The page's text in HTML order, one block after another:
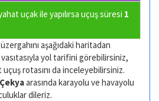
uçak ile yapılırsa uçuş süresi 1
aşağıdaki haritadan
yol tarifini görebilirsiniz,
rotasını da inceleyebilirsiniz.
arasında karayolu ve havayolu
dileriz.